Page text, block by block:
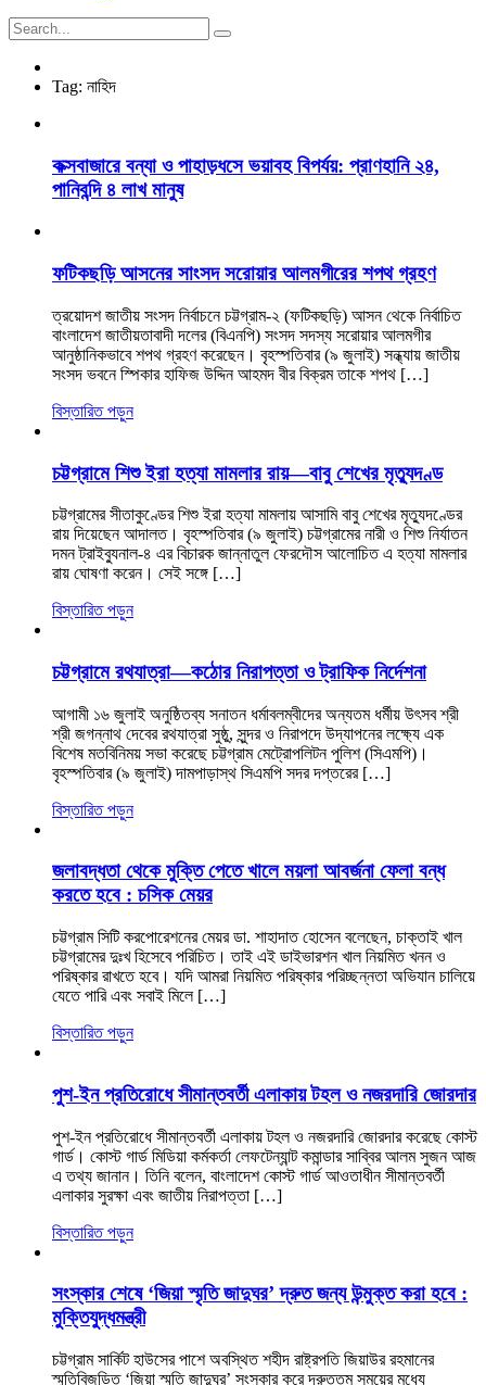
Tag: নাহিদ
কক্সবাজারে বন্যা ও পাহাড়ধসে ভয়াবহ বিপর্যয়: প্রাণহানি ২৪,
পানিবন্দি ৪ লাখ মানুষ
ফটিকছড়ি আসনের সাংসদ সরোয়ার আলমগীরের শপথ গ্রহণ
ত্রয়োদশ জাতীয় সংসদ নির্বাচনে চট্টগ্রাম-২ (ফটিকছড়ি) আসন থেকে নির্বাচিত
বাংলাদেশ জাতীয়তাবাদী দলের (বিএনপি) সংসদ সদস্য সরোয়ার আলমগীর
আনুষ্ঠানিকভাবে শপথ গ্রহণ করেছেন। বৃহস্পতিবার (৯ জুলাই) সন্ধ্যায় জাতীয়
সংসদ ভবনে স্পিকার হাফিজ উদ্দিন আহমদ বীর বিক্রম তাকে শপথ […]
বিস্তারিত পড়ুন
চট্টগ্রামে শিশু ইরা হত্যা মামলার রায়—বাবু শেখের মৃত্যুদণ্ড
চট্টগ্রামের সীতাকুণ্ডের শিশু ইরা হত্যা মামলায় আসামি বাবু শেখের মৃত্যুদণ্ডের
রায় দিয়েছেন আদালত। বৃহস্পতিবার (৯ জুলাই) চট্টগ্রামের নারী ও শিশু নির্যাতন
দমন ট্রাইব্যুনাল-৪ এর বিচারক জান্নাতুল ফেরদৌস আলোচিত এ হত্যা মামলার
রায় ঘোষণা করেন। সেই সঙ্গে […]
বিস্তারিত পড়ুন
চট্টগ্রামে রথযাত্রা—কঠোর নিরাপত্তা ও ট্রাফিক নির্দেশনা
আগামী ১৬ জুলাই অনুষ্ঠিতব্য সনাতন ধর্মাবলম্বীদের অন্যতম ধর্মীয় উৎসব শ্রী
শ্রী জগন্নাথ দেবের রথযাত্রা সুষ্ঠু, সুন্দর ও নিরাপদে উদ্‌যাপনের লক্ষ্যে এক
বিশেষ মতবিনিময় সভা করেছে চট্টগ্রাম মেট্রোপলিটন পুলিশ (সিএমপি)।
বৃহস্পতিবার (৯ জুলাই) দামপাড়াস্থ সিএমপি সদর দপ্তরের […]
বিস্তারিত পড়ুন
জলাবদ্ধতা থেকে মুক্তি পেতে খালে ময়লা আবর্জনা ফেলা বন্ধ
করতে হবে : চসিক মেয়র
চট্টগ্রাম সিটি করপোরেশনের মেয়র ডা. শাহাদাত হোসেন বলেছেন, চাক্তাই খাল
চট্টগ্রামের দুঃখ হিসেবে পরিচিত। তাই এই ডাইভারশন খাল নিয়মিত খনন ও
পরিষ্কার রাখতে হবে। যদি আমরা নিয়মিত পরিষ্কার পরিচ্ছন্নতা অভিযান চালিয়ে
যেতে পারি এবং সবাই মিলে […]
বিস্তারিত পড়ুন
পুশ-ইন প্রতিরোধে সীমান্তবর্তী এলাকায় টহল ও নজরদারি জোরদার
পুশ-ইন প্রতিরোধে সীমান্তবর্তী এলাকায় টহল ও নজরদারি জোরদার করেছে কোস্ট
গার্ড। কোস্ট গার্ড মিডিয়া কর্মকর্তা লেফটেন্যান্ট কমান্ডার সাব্বির আলম সুজন আজ
এ তথ্য জানান। তিনি বলেন, বাংলাদেশ কোস্ট গার্ড আওতাধীন সীমান্তবর্তী
এলাকার সুরক্ষা এবং জাতীয় নিরাপত্তা […]
বিস্তারিত পড়ুন
সংস্কার শেষে ‘জিয়া স্মৃতি জাদুঘর’ দ্রুত জন্য উন্মুক্ত করা হবে :
মুক্তিযুদ্ধমন্ত্রী
চট্টগ্রাম সার্কিট হাউসের পাশে অবস্থিত শহীদ রাষ্ট্রপতি জিয়াউর রহমানের
স্মৃতিবিজড়িত ‘জিয়া স্মৃতি জাদুঘর’ সংস্কার করে দ্রুততম সময়ের মধ্যে